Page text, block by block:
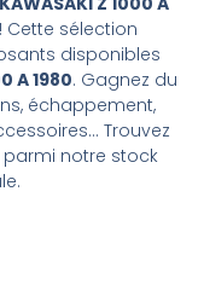
Cette sélection
disponibles
A 1980. Gagnez du
échappement,
Trouvez
parmi notre stock